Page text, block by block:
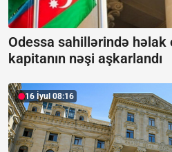
Odessa sahillərində həlak
kapitanın nəşi aşkarlandı
16 İyul 08:16